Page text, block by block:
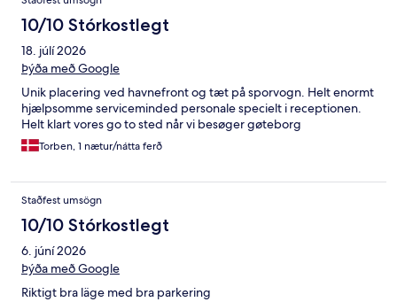
10/10 Stórkostlegt
18. júlí 2026
Þýða með Google
Unik placering ved havnefront og tæt på sporvogn. Helt enormt
hjælpsomme serviceminded personale specielt i receptionen.
Helt klart vores go to sted når vi besøger gøteborg
Torben, 1 nætur/nátta ferð
Staðfest umsögn
10/10 Stórkostlegt
6. júní 2026
Þýða með Google
Riktigt bra läge med bra parkering